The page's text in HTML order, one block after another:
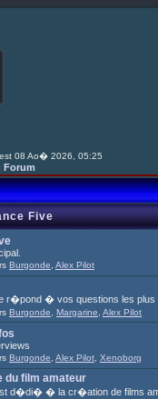
08 Ao� 2026, 05:25
Forum
Five
Burgonde Alex Pilot
r�pond � vos questions les plus
Burgonde Margarine Alex Pilot
Burgonde Alex Pilot Xenoborg
du film amateur
d�di� � la cr�ation de films